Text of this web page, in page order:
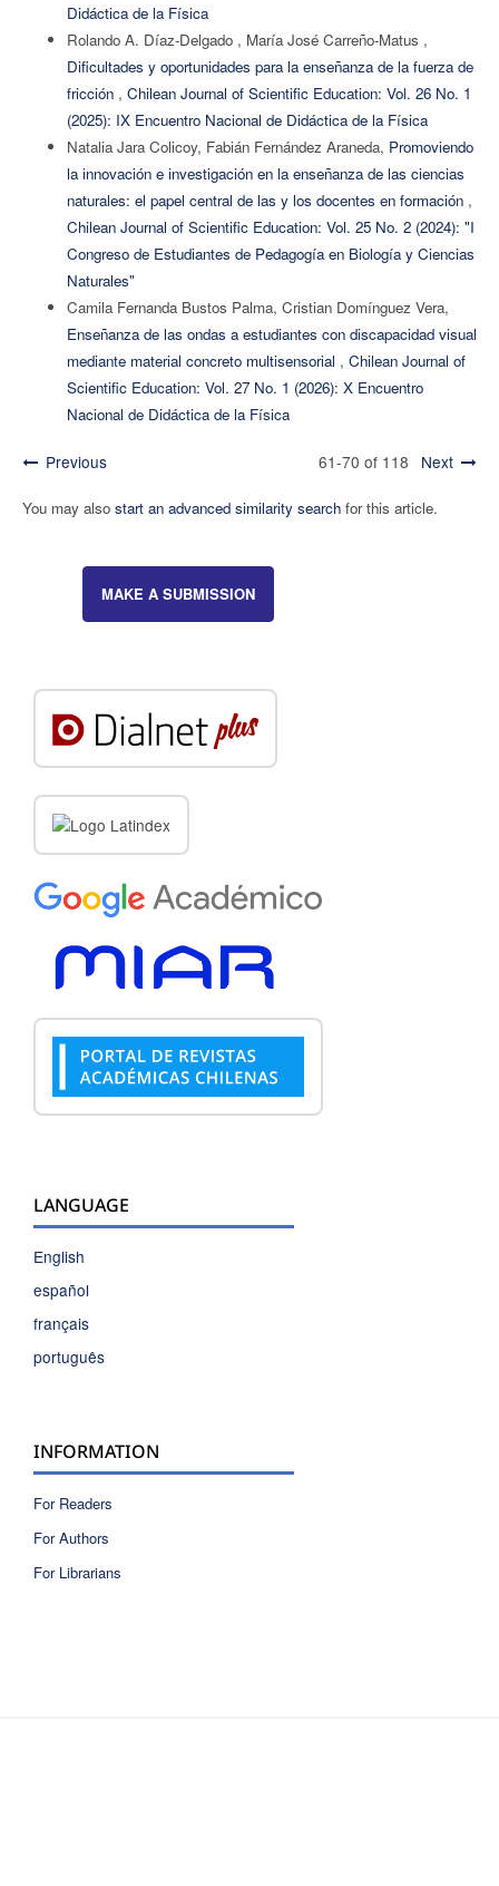
Didáctica de la Física
Rolando A. Díaz-Delgado , María José Carreño-Matus ,
Dificultades y oportunidades para la enseñanza de la fuerza de
fricción , Chilean Journal of Scientific Education: Vol. 26 No. 1
(2025): IX Encuentro Nacional de Didáctica de la Física
Natalia Jara Colicoy, Fabián Fernández Araneda, Promoviendo
la innovación e investigación en la enseñanza de las ciencias
naturales: el papel central de las y los docentes en formación ,
Chilean Journal of Scientific Education: Vol. 25 No. 2 (2024): "I
Congreso de Estudiantes de Pedagogía en Biología y Ciencias
Naturales"
Camila Fernanda Bustos Palma, Cristian Domínguez Vera,
Enseñanza de las ondas a estudiantes con discapacidad visual
mediante material concreto multisensorial , Chilean Journal of
Scientific Education: Vol. 27 No. 1 (2026): X Encuentro
Nacional de Didáctica de la Física
Previous 61-70 of 118 Next
You may also start an advanced similarity searchfor this article.
MAKE A SUBMISSION
LANGUAGE
English
español
français
português
INFORMATION
For Readers
For Authors
For Librarians